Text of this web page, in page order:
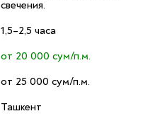
свечения.
1,5–2,5 часа
от 20 000 сум/п.м.
от 25 000 сум/п.м.
Ташкент